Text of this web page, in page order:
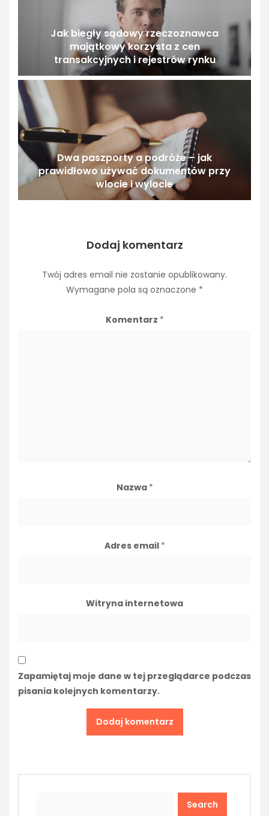
Jak biegły sądowy rzeczoznawca
majątkowy korzysta z cen
transakcyjnych i rejestrów rynku
Dwa paszporty a podróże – jak
prawidłowo używać dokumentów przy
wlocie i wylocie
Dodaj komentarz
Twój adres email nie zostanie opublikowany.
Wymagane pola są oznaczone *
Komentarz *
Nazwa *
Adres email *
Witryna internetowa
Zapamiętaj moje dane w tej przeglądarce podczas
pisania kolejnych komentarzy.